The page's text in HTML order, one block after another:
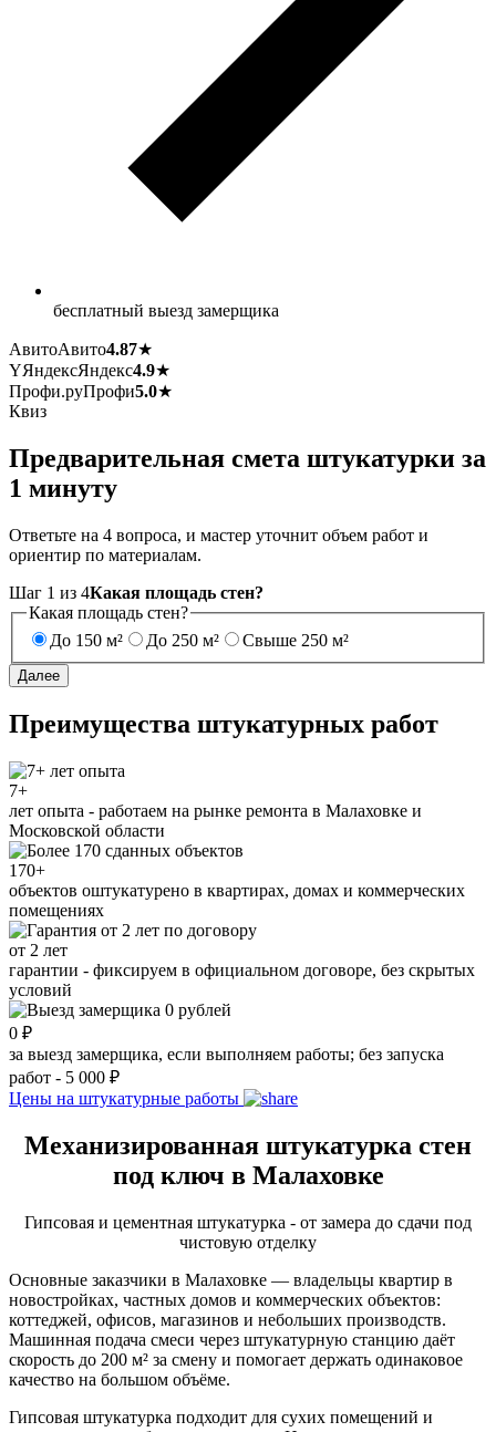
бесплатный выезд замерщика
АвитоАвито4.87★
YЯндексЯндекс4.9★
Профи.руПрофи5.0★
Квиз
Предварительная смета штукатурки за
1 минуту
Ответьте на 4 вопроса, и мастер уточнит объем работ и
ориентир по материалам.
Шаг 1 из 4Какая площадь стен?
Какая площадь стен?
До 150 м²
До 250 м² Свыше 250 м²
Далее
Преимущества штукатурных работ
7+
лет опыта - работаем на рынке ремонта в Малаховке и
Московской области
170+
объектов оштукатурено в квартирах, домах и коммерческих
помещениях
от 2 лет
гарантии - фиксируем в официальном договоре, без скрытых
условий
0 ₽
за выезд замерщика, если выполняем работы; без запуска
работ - 5 000 ₽
Цены на штукатурные работы
Механизированная штукатурка стен
под ключ в Малаховке
Гипсовая и цементная штукатурка - от замера до сдачи под
чистовую отделку
Основные заказчики в Малаховке — владельцы квартир в
новостройках, частных домов и коммерческих объектов:
коттеджей, офисов, магазинов и небольших производств.
Машинная подача смеси через штукатурную станцию даёт
скорость до 200 м² за смену и помогает держать одинаковое
качество на большом объёме.
Гипсовая штукатурка подходит для сухих помещений и